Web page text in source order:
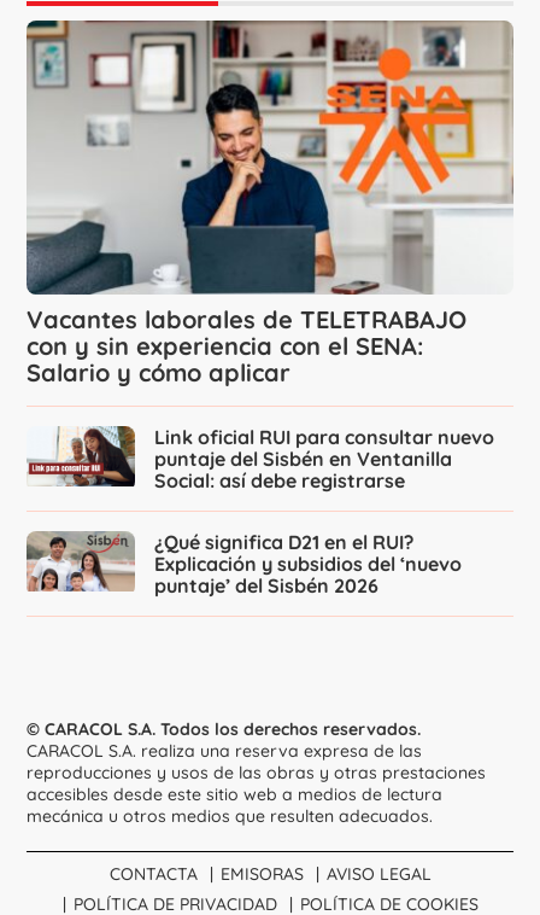
Vacantes laborales de TELETRABAJO
con y sin experiencia con el SENA:
Salario y cómo aplicar
Link oficial RUI para consultar nuevo
puntaje del Sisbén en Ventanilla
Social: así debe registrarse
¿Qué significa D21 en el RUI?
Explicación y subsidios del ‘nuevo
puntaje’ del Sisbén 2026
© CARACOL S.A. Todos los derechos reservados.
CARACOL S.A. realiza una reserva expresa de las
reproducciones y usos de las obras y otras prestaciones
accesibles desde este sitio web a medios de lectura
mecánica u otros medios que resulten adecuados.
CONTACTA EMISORAS
AVISO LEGAL
POLÍTICA DE PRIVACIDAD
POLÍTICA DE COOKIES